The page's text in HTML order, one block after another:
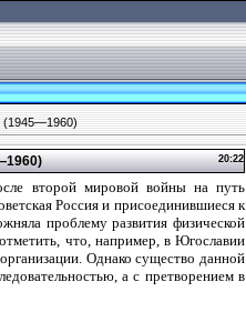
(1945—1960)
20:22
второй мировой войны на путь
Россия и присоединившиеся к
проблему развития физической
что, например, в Югославии
Однако существо данной
а с претворением в